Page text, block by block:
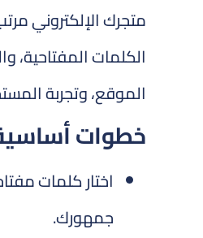
متجرك الإلكتروني
الكلمات المفتاحية،
الموقع، وتجربة
خطوات
اختار كلمات
جمهورك.